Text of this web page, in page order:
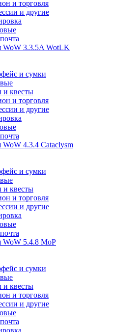
и торговля
и другие
WoW 3.3.5A WotLK
и сумки
и квесты
и торговля
и другие
4.3.4 Cataclysm
и сумки
и квесты
и торговля
и другие
5.4.8 MoP
и сумки
и квесты
и торговля
и другие